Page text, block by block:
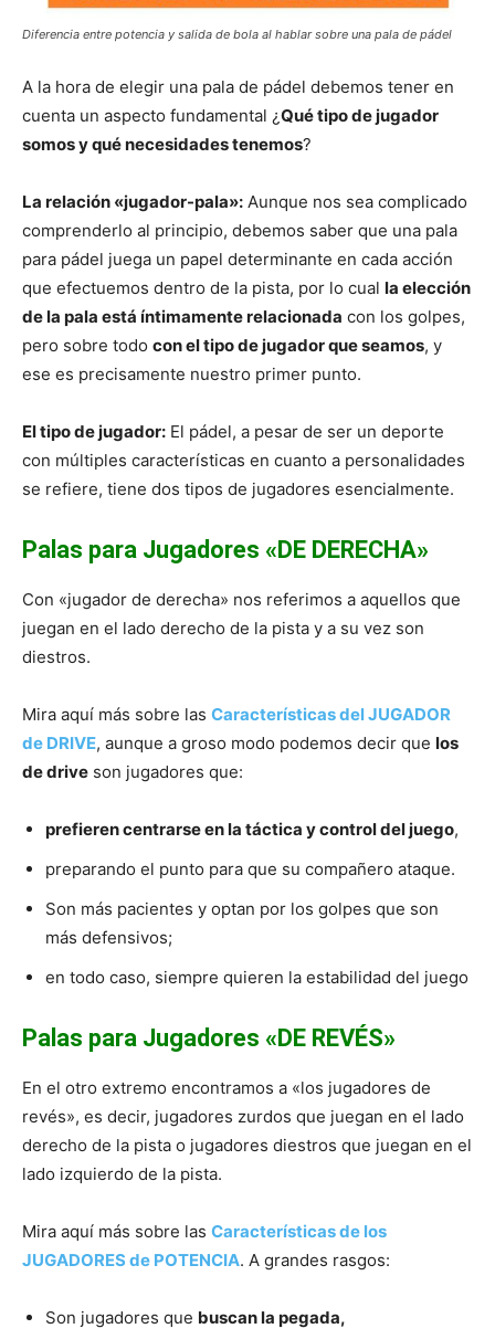
Diferencia entre potencia y salida de bola al hablar sobre una pala de pádel
A la hora de elegir una pala de pádel debemos tener en
cuenta un aspecto fundamental ¿Qué tipo de jugador
somos y qué necesidades tenemos?
La relación «jugador-pala»: Aunque nos sea complicado
comprenderlo al principio, debemos saber que una pala
para pádel juega un papel determinante en cada acción
que efectuemos dentro de la pista, por lo cual la elección
de la pala está íntimamente relacionada con los golpes,
pero sobre todo con el tipo de jugador que seamos, y
ese es precisamente nuestro primer punto.
El tipo de jugador: El pádel, a pesar de ser un deporte
con múltiples características en cuanto a personalidades
se refiere, tiene dos tipos de jugadores esencialmente.
Palas para Jugadores «DE DERECHA»
Con «jugador de derecha» nos referimos a aquellos que
juegan en el lado derecho de la pista y a su vez son
diestros.
Mira aquí más sobre las Características del JUGADOR
de DRIVE, aunque a groso modo podemos decir que los
de drive son jugadores que:
prefieren centrarse en la táctica y control del juego,
preparando el punto para que su compañero ataque.
Son más pacientes y optan por los golpes que son
más defensivos;
en todo caso, siempre quieren la estabilidad del juego
Palas para Jugadores «DE REVÉS»
En el otro extremo encontramos a «los jugadores de
revés», es decir, jugadores zurdos que juegan en el lado
derecho de la pista o jugadores diestros que juegan en el
lado izquierdo de la pista.
Mira aquí más sobre las Características de los
JUGADORES de POTENCIA. A grandes rasgos:
Son jugadores que buscan la pegada,